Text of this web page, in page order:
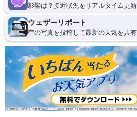
影響は？接近状況をリアルタイム更新
ウェザーリポート
空の写真を投稿して最新の天気を共有